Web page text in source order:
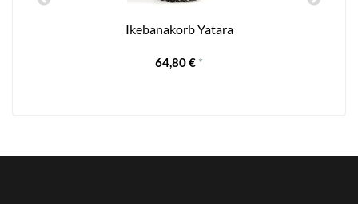
Ikebanakorb Yatara
64,80 € *